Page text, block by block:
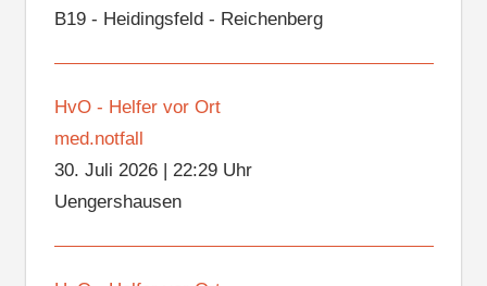
B19 - Heidingsfeld - Reichenberg
HvO - Helfer vor Ort
med.notfall
30. Juli 2026| 22:29 Uhr
Uengershausen